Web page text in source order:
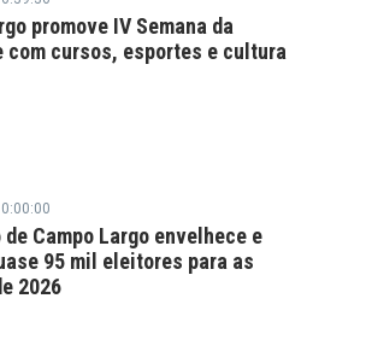
promove IV Semana da
com cursos, esportes e cultura
Campo Largo envelhece e
95 mil eleitores para as
2026